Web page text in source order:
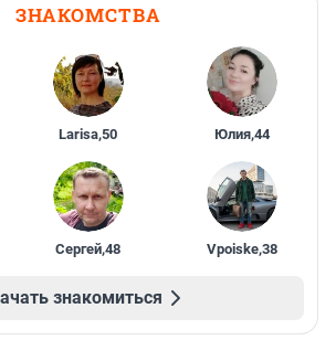
ЗНАКОМСТВА
Larisa,50 Юлия,44
Сергей,48 Vpoiske,38
знакомиться